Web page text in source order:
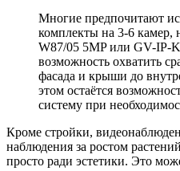
Многие предпочитают
комплекты на 3-6
W87/05 5MP или GV-IP-
возможность охватить
фасада и крыши до
этом остаётся
систему при
Кроме стройки,
наблюдения за ростом
просто ради эстетики. Это